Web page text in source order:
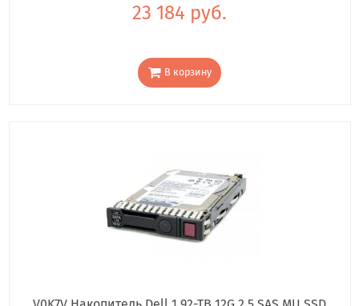
23 184 руб.
В корзину